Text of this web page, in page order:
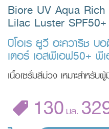
Biore UV Aqua
Lilac Luster
บิโอเร ยูวี อะควาริช บ
เตอร์ เอสพีเอฟ50+ พี
เนื้อเซรั่มสีม่วง เหมาะสำหรั
130มล.